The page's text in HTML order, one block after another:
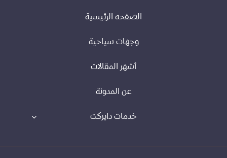
الصفحه الرئيسية
وجهات سياحية
أشهر المقالات
عن المدونة
خدمات دايركت